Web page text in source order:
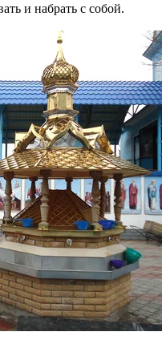
и набрать с собой.